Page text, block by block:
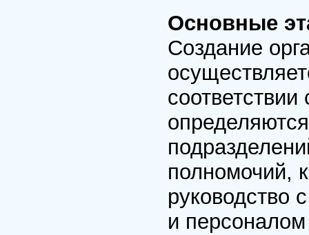
Основные
Создание
полномочий,
руководство
и